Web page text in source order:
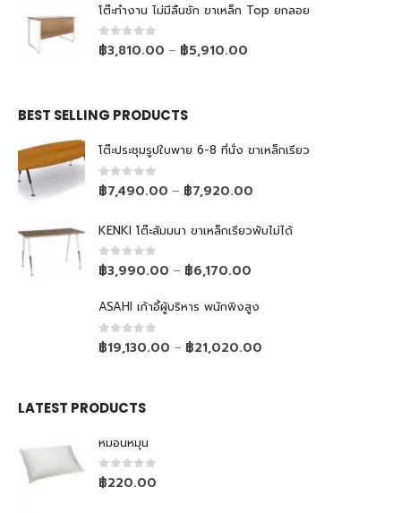
โต๊ะทำงาน ไม่มีลิ้นชัก ขาเหล็ก Top ยกลอย
0out of 5
฿3,810.00 – ฿5,910.00
BEST SELLING PRODUCTS
โต๊ะประชุมรูปใบพาย 6-8 ที่นั่ง ขาเหล็กเรียว
0out of 5
฿7,490.00 – ฿7,920.00
KENKI โต๊ะสัมมนา ขาเหล็กเรียวพับไม่ได้
0out of 5
฿3,990.00 – ฿6,170.00
ASAHI เก้าอี้ผู้บริหาร พนักพิงสูง
0out of 5
฿19,130.00 – ฿21,020.00
LATEST PRODUCTS
หมอนหมุน
0out of 5
฿220.00